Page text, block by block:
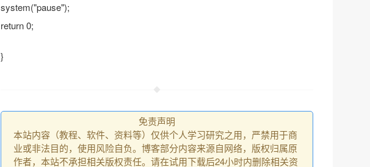
system("pause");
return 0;
}
免责声明
本站内容（教程、软件、资料等）仅供个人学习研究之用，严禁用于商
业或非法目的，使用风险自负。博客部分内容来源自网络，版权归属原
作者，本站不承担相关版权责任。请在试用下载后24小时内删除相关资